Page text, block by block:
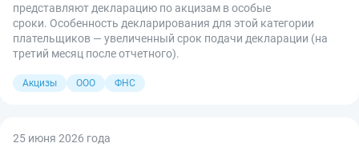
представляют декларацию по акцизам в особые
сроки. Особенность декларирования для этой категории
плательщиков — увеличенный срок подачи декларации (на
третий месяц после отчетного).
Акцизы ООО ФНС
25 июня 2026 года